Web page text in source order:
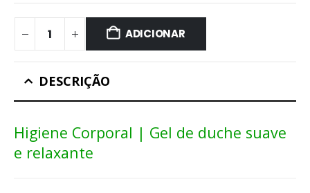
ADICIONAR
DESCRIÇÃO
Higiene Corporal | Gel de duche suave
e relaxante